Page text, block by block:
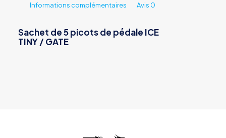
Informations complémentaires
Avis 0
Sachet de 5 picots de pédale ICE
TINY / GATE